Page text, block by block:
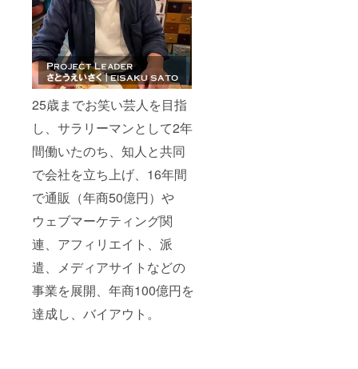
25歳までお笑い芸人を目指
し、サラリーマンとして2年
間働いたのち、知人と共同
で会社を立ち上げ、16年間
で通販（年商50億円）や
ウェブマーケティング関
連、アフィリエイト、派
遣、メディアサイトなどの
事業を展開、年商100億円を
達成し、バイアウト。